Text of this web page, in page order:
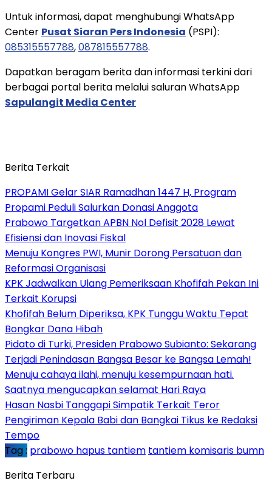
Untuk informasi, dapat menghubungi WhatsApp
Center Pusat Siaran Pers Indonesia (PSPI):
085315557788,087815557788.
Dapatkan beragam berita dan informasi terkini dari
berbagai portal berita melalui saluran WhatsApp
Sapulangit Media Center
Berita Terkait
PROPAMI Gelar SIAR Ramadhan 1447 H, Program
Propami Peduli Salurkan Donasi Anggota
Prabowo Targetkan APBN Nol Defisit 2028 Lewat
Efisiensi dan Inovasi Fiskal
Menuju Kongres PWI, Munir Dorong Persatuan dan
Reformasi Organisasi
KPK Jadwalkan Ulang Pemeriksaan Khofifah Pekan Ini
Terkait Korupsi
Khofifah Belum Diperiksa, KPK Tunggu Waktu Tepat
Bongkar Dana Hibah
Pidato di Turki, Presiden Prabowo Subianto: Sekarang
Terjadi Penindasan Bangsa Besar ke Bangsa Lemah!
Menuju cahaya ilahi, menuju kesempurnaan hati.
Saatnya mengucapkan selamat Hari Raya
Hasan Nasbi Tanggapi Simpatik Terkait Teror
Pengiriman Kepala Babi dan Bangkai Tikus ke Redaksi
Tempo
Tag : prabowo hapus tantiem tantiem komisaris bumn
Berita Terbaru